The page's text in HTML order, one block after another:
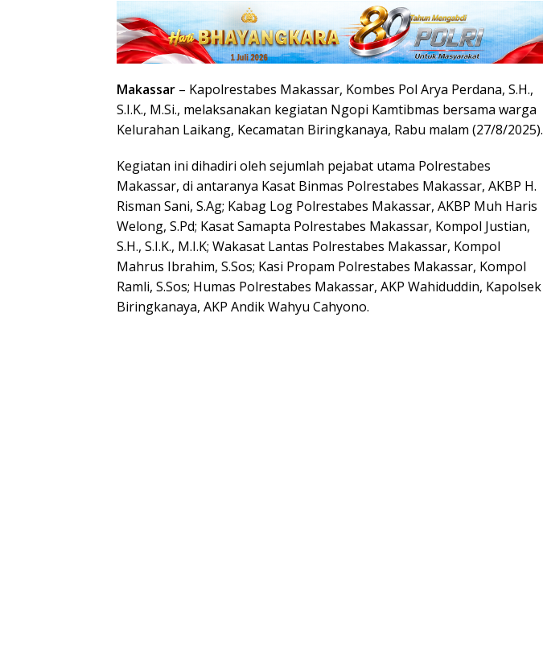
Makassar – Kapolrestabes Makassar, Kombes Pol Arya Perdana, S.H.,
S.I.K., M.Si., melaksanakan kegiatan Ngopi Kamtibmas bersama warga
Kelurahan Laikang, Kecamatan Biringkanaya, Rabu malam (27/8/2025).
Kegiatan ini dihadiri oleh sejumlah pejabat utama Polrestabes
Makassar, di antaranya Kasat Binmas Polrestabes Makassar, AKBP H.
Risman Sani, S.Ag; Kabag Log Polrestabes Makassar, AKBP Muh Haris
Welong, S.Pd; Kasat Samapta Polrestabes Makassar, Kompol Justian,
S.H., S.I.K., M.I.K; Wakasat Lantas Polrestabes Makassar, Kompol
Mahrus Ibrahim, S.Sos; Kasi Propam Polrestabes Makassar, Kompol
Ramli, S.Sos; Humas Polrestabes Makassar, AKP Wahiduddin, Kapolsek
Biringkanaya, AKP Andik Wahyu Cahyono.